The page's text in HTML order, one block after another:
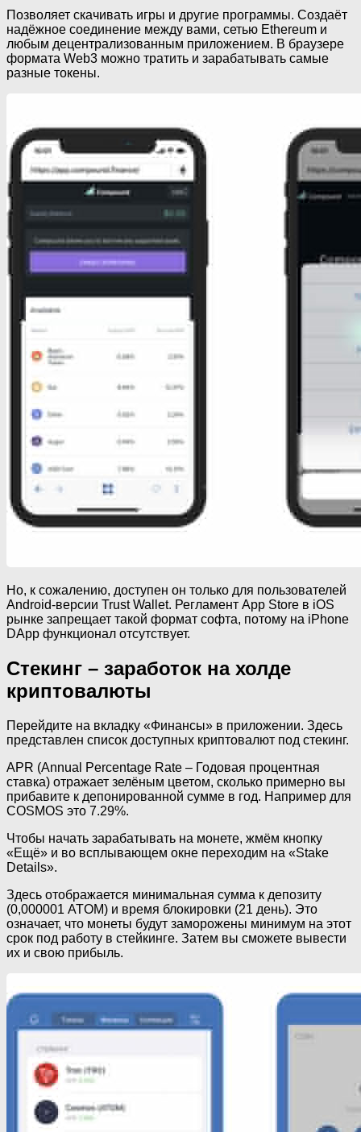
Позволяет скачивать игры и другие программы. Создаёт
надёжное соединение между вами, сетью Ethereum и
любым децентрализованным приложением. В браузере
формата Web3 можно тратить и зарабатывать самые
разные токены.
Но, к сожалению, доступен он только для пользователей
Android-версии Trust Wallet. Регламент App Store в iOS
рынке запрещает такой формат софта, потому на iPhone
DApp функционал отсутствует.
Стекинг – заработок на холде
криптовалюты
Перейдите на вкладку «Финансы» в приложении. Здесь
представлен список доступных криптовалют под стекинг.
APR (Annual Percentage Rate – Годовая процентная
ставка) отражает зелёным цветом, сколько примерно вы
прибавите к депонированной сумме в год. Например для
COSMOS это 7.29%.
Чтобы начать зарабатывать на монете, жмём кнопку
«Ещё» и во всплывающем окне переходим на «Stake
Details».
Здесь отображается минимальная сумма к депозиту
(0,000001 ATOM) и время блокировки (21 день). Это
означает, что монеты будут заморожены минимум на этот
срок под работу в стейкинге. Затем вы сможете вывести
их и свою прибыль.